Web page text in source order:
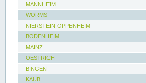
MANNHEIM
WORMS
NIERSTEIN-OPPENHEIM
BODENHEIM
MAINZ
OESTRICH
BINGEN
KAUB